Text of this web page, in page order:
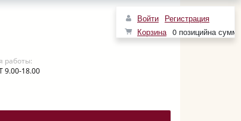
Войти Регистрация
Корзина 0 позицийна
работы:
9.00-18.00